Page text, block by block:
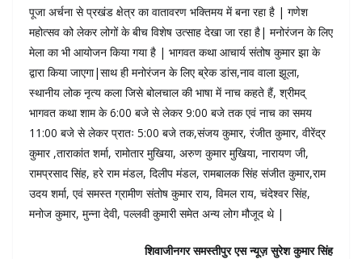
पूजा अर्चना से प्रखंड क्षेत्र का वातावरण भक्तिमय में बना रहा है | गणेश
महोत्सव को लेकर लोगों के बीच विशेष उत्साह देखा जा रहा है| मनोरंजन के लिए
मेला का भी आयोजन किया गया है | भागवत कथा आचार्य संतोष कुमार झा के
द्वारा किया जाएगा|साथ ही मनोरंजन के लिए ब्रेक डांस,नाव वाला झूला,
स्थानीय लोक नृत्य कला जिसे बोलचाल की भाषा में नाच कहते हैं, श्रीमद्
भागवत कथा शाम के 6:00 बजे से लेकर 9:00 बजे तक एवं नाच का समय
11:00 बजे से लेकर प्रातः 5:00 बजे तक,संजय कुमार, रंजीत कुमार, वीरेंद्र
कुमार ,ताराकांत शर्मा, रामोतार मुखिया, अरुण कुमार मुखिया, नारायण जी,
रामप्रसाद सिंह, हरे राम मंडल, दिलीप मंडल, रामबालक सिंह संजीत कुमार,राम
उदय शर्मा, एवं समस्त ग्रामीण संतोष कुमार राय, विमल राय, चंदेश्वर सिंह,
मनोज कुमार, मुन्ना देवी, पल्लवी कुमारी समेत अन्य लोग मौजूद थे |
शिवाजीनगर समस्तीपुर एस न्यूज़ सुरेश कुमार सिंह